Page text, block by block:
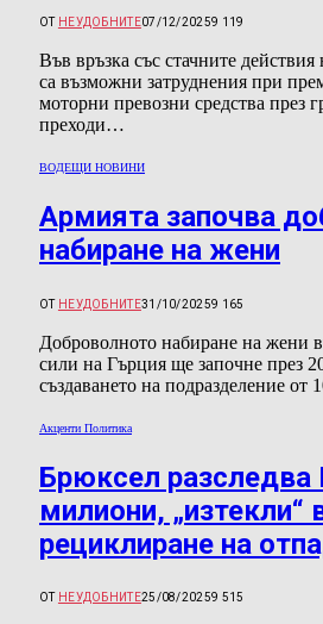
ОТ НЕУДОБНИТЕ07/12/20259 119
Във връзка със стачните
са възможни затруднения при
моторни превозни средства през
преходи…
ВОДЕЩИ НОВИНИ
Армията започва
набиране на жени
ОТ НЕУДОБНИТЕ31/10/20259 165
Доброволното набиране на жени
сили на Гърция ще започне през
създаването на подразделение от
Акценти Политика
Брюксел разследва
милиони, „изтекли“
рециклиране на
ОТ НЕУДОБНИТЕ25/08/20259 515